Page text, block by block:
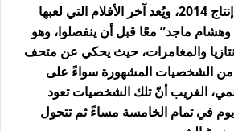
فيلم مصري كوميدي إنتاج 2014، ويُعد آخر الأفلام التي لعبها
ماجد” معًا قبل أن ينفصلوا، وهو
والمغامرات، حيث يحكي عن متحف
من الشخصيات المشهورة سواءً على
الغريب أنّ تلك الشخصيات تعود
في تمام الخامسة مساءً ثم تتحول